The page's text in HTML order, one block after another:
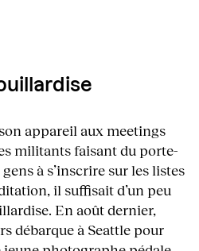
appareil aux meetings
militants faisant du porte-
à s’inscrire sur les listes
il suffisait d’un peu
En août dernier,
débarque à Seattle pour